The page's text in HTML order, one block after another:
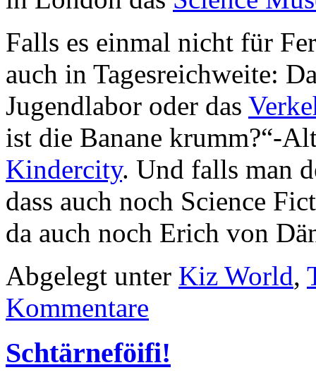
Falls es einmal nicht für
auch in Tagesreichweite:
Jugendlabor oder das
ist die Banane krumm?“-
Kindercity. Und falls man
dass auch noch Science
da auch noch Erich von
Abgelegt unter Kiz World,
Kommentare
Schtärneföifi!